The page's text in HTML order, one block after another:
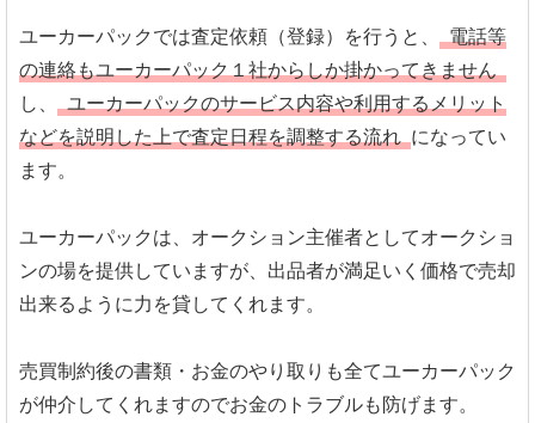
ユーカーパックでは査定依頼（登録）を行うと、
電話等
の連絡もユーカーパック１社からしか掛かってきません
し、
ユーカーパックのサービス内容や利用するメリット
などを説明した上で査定日程を調整する流れ になってい
ます。
ユーカーパックは、オークション主催者としてオークショ
ンの場を提供していますが、出品者が満足いく価格で売却
出来るように力を貸してくれます。
売買制約後の書類・お金のやり取りも全てユーカーパック
が仲介してくれますのでお金のトラブルも防げます。